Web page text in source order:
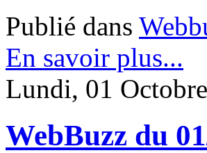
Publié dans
En savoir plus...
Lundi, 01
WebBuzz du